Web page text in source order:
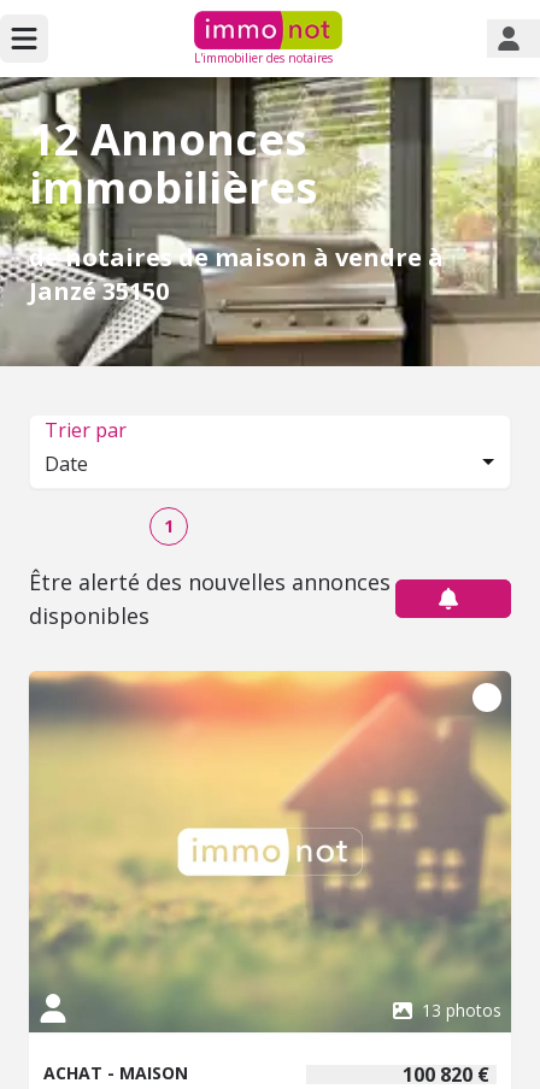
L'immobilier des notaires
12 Annonces
immobilières
de notaires de maison à vendre à
Janzé 35150
Trier par
Date
1
Être alerté des nouvelles annonces
disponibles
13 photos
100 820 €
ACHAT - MAISON